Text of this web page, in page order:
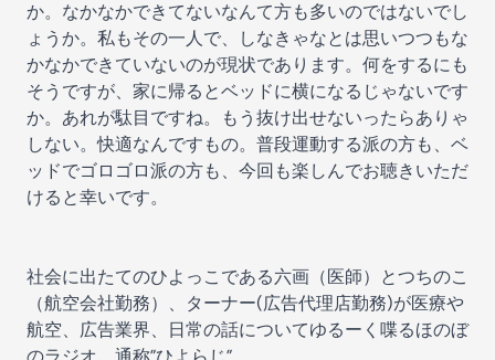
か。なかなかできてないなんて方も多いのではないでし
ょうか。私もその一人で、しなきゃなとは思いつつもな
かなかできていないのが現状であります。何をするにも
そうですが、家に帰るとベッドに横になるじゃないです
か。あれが駄目ですね。もう抜け出せないったらありゃ
しない。快適なんですもの。普段運動する派の方も、ベ
ッドでゴロゴロ派の方も、今回も楽しんでお聴きいただ
けると幸いです。
社会に出たてのひよっこである六画（医師）とつちのこ
（航空会社勤務）、ターナー(広告代理店勤務)が医療や
航空、広告業界、日常の話についてゆるーく喋るほのぼ